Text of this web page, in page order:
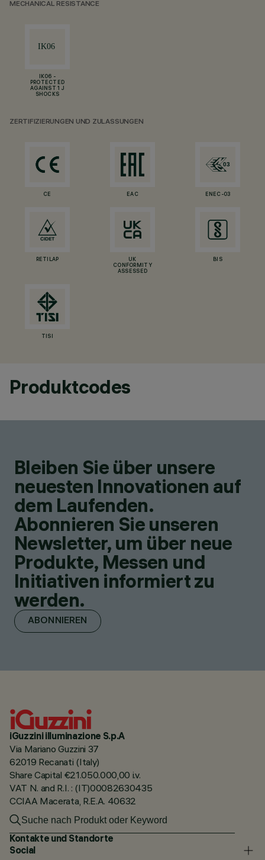
MECHANICAL RESISTANCE
IK06 -
PROTECTED
AGAINST 1 J
SHOCKS
ZERTIFIZIERUNGEN UND ZULASSUNGEN
CE EAC ENEC-03
RETILAP
UK
CONFORMITY
ASSESSED
BIS
TISI
Produktcodes
Bleiben Sie über unsere
neuesten Innovationen auf
dem Laufenden.
Abonnieren Sie unseren
Newsletter, um über neue
Produkte, Messen und
Initiativen informiert zu
werden.
ABONNIEREN
iGuzzini illuminazione S.p.A
Via Mariano Guzzini 37
62019 Recanati (Italy)
Share Capital €21.050.000,00 i.v.
VAT N. and R.I. : (IT)00082630435
CCIAA Macerata, R.E.A. 40632
Kontakte und Standorte
Social